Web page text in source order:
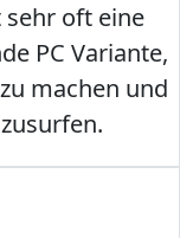
sehr oft eine
PC Variante,
machen und